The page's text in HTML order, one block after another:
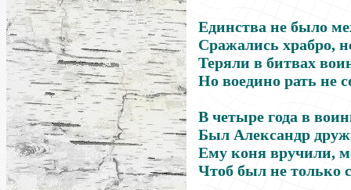
Единства не было
Сражались храбро,
Теряли в битвах
Но воедино рать не
В четыре года в
Был Александр
Ему коня вручили,
Чтоб был не только